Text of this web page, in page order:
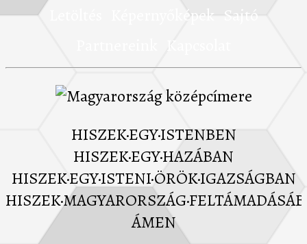
Képernyőképek Sajtó
HISZEK·EGY·ISTENBEN
HISZEK·EGY·HAZÁBAN
HISZEK·EGY·ISTENI·ÖRÖK·IGAZSÁGBAN
ÁMEN